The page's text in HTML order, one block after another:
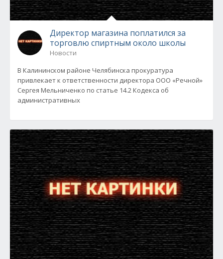
Директор магазина поплатился за
торговлю спиртным около школы
Новости
В Калининском районе Челябинска прокуратура
привлекает к ответственности директора ООО «Речной»
Сергея Мельниченко по статье 14.2 Кодекса об
административных